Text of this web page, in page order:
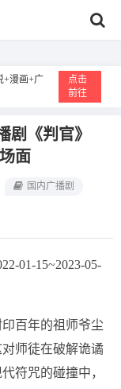
+漫画+广
点击
前往
剧《判官》
面
国内广播剧
01-15~2023-05-
百年的祖师爷尘
师徒在破解诡谲
符咒的碰撞中，